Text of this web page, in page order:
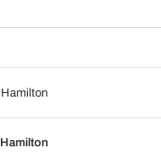
Hamilton
Hamilton